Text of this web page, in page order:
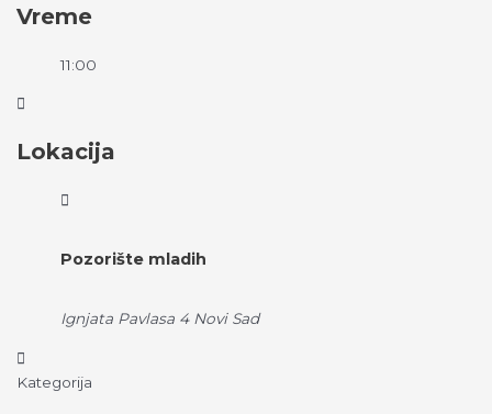
Vreme
11:00
Lokacija
Pozorište mladih
Ignjata Pavlasa 4 Novi Sad
Kategorija